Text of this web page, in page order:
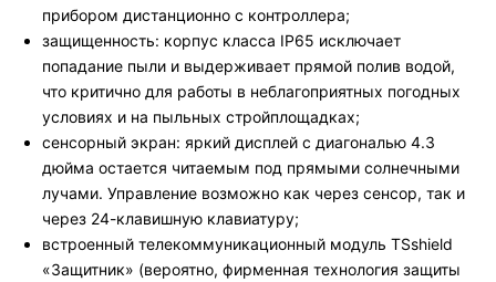
прибором дистанционно с контроллера;
защищенность: корпус класса IP65 исключает
попадание пыли и выдерживает прямой полив водой,
что критично для работы в неблагоприятных погодных
условиях и на пыльных стройплощадках;
сенсорный экран: яркий дисплей с диагональю 4.3
дюйма остается читаемым под прямыми солнечными
лучами. Управление возможно как через сенсор, так и
через 24-клавишную клавиатуру;
встроенный телекоммуникационный модуль TSshield
«Защитник» (вероятно, фирменная технология защиты